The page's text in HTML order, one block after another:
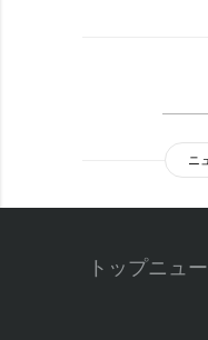
ニ
トップニュ